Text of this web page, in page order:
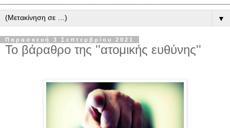
▼
Παρασκευή 3 Σεπτεμβρίου 2021
Το βάραθρο της ''ατομικής ευθύνης''